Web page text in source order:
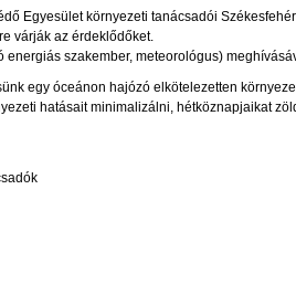
Egyesület környezeti tanácsadói
várják az érdeklődőket.
szakember, meteorológus)
egy óceánon hajózó elkötelezetten
hatásait minimalizálni, hétköznapjaikat